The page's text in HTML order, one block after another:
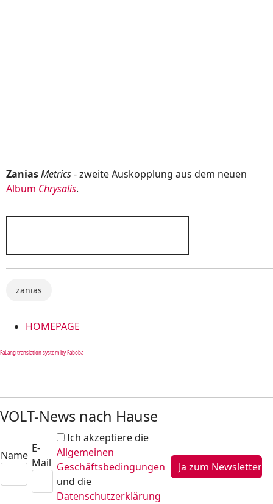
ZaniasMetrics- zweite Auskopplung aus dem neuen
Album Chrysalis.
zanias
HOMEPAGE
FaLang translation system by Faboba
VOLT-News nach Hause
Name
E-
Mail
Ich akzeptiere die
Allgemeinen
Geschäftsbedingungen
und die
Datenschutzerklärung